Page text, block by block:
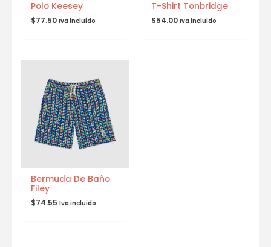
Polo Keesey
$77.50 Iva incluido
T-Shirt Tonbridge
$54.00 Iva incluido
Bermuda De Baño
Filey
$74.55 Iva incluido